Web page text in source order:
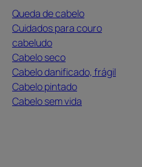
Queda de cabelo
Cuidados para couro
cabeludo
Cabelo seco
Cabelo danificado, frágil
Cabelo pintado
Cabelo sem vida